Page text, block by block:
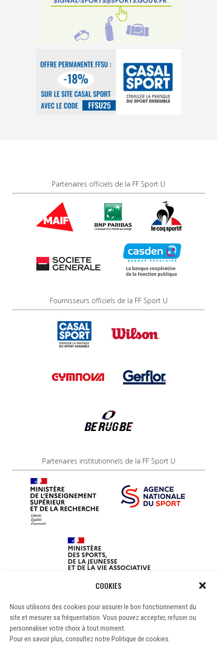
COOKIES
Nous utilisons des cookies pour assurer le bon fonctionnement du
site et mesurer sa fréquentation. Vous pouvez accepter, refuser ou
personnaliser votre choix à tout moment.
Pour en savoir plus, consultez notre Politique de cookies.
Partenaires officiels de la FF Sport U
Fournisseurs officiels de la FF Sport U
Partenaires institutionnels de la FF Sport U